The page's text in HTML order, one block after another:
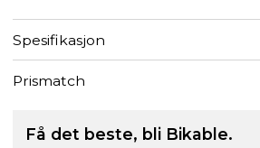
Spesifikasjon
Prismatch
Få det beste, bli Bikable.